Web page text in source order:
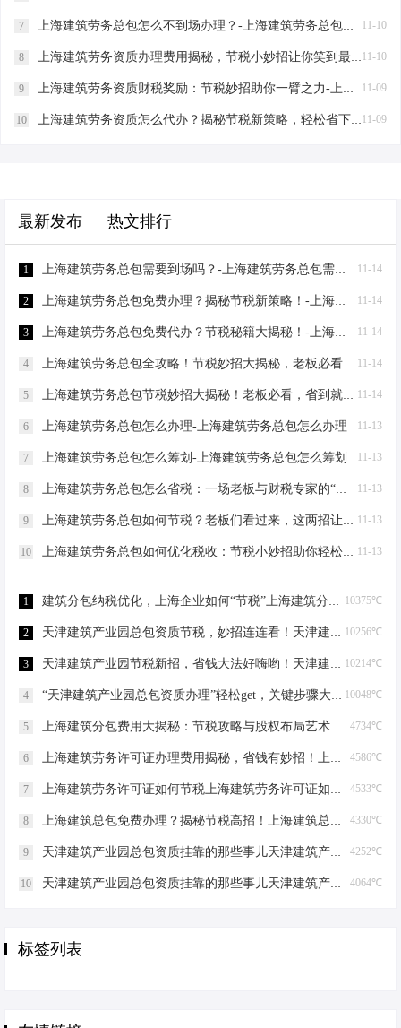
11-10
7 上海建筑劳务总包怎么不到场办理？-上海建筑劳务总包怎么不到场办理
11-10
8 上海建筑劳务资质办理费用揭秘，节税小妙招让你笑到最后-上海建筑劳务资质办理费用
11-09
9 上海建筑劳务资质财税奖励：节税妙招助你一臂之力-上海建筑劳务资质财税奖励
11-09
10 上海建筑劳务资质怎么代办？揭秘节税新策略，轻松省下一辆车！-上海建筑劳务资质怎么代办
最新发布 热文排行
11-14
1 上海建筑劳务总包需要到场吗？-上海建筑劳务总包需要到场吗？
11-14
2 上海建筑劳务总包免费办理？揭秘节税新策略！-上海建筑劳务总包免费办理吗？
11-14
3 上海建筑劳务总包免费代办？节税秘籍大揭秘！-上海建筑劳务总包免费代办吗？
11-14
4 上海建筑劳务总包全攻略！节税妙招大揭秘，老板必看！-上海建筑劳务总包流程和要求
11-14
5 上海建筑劳务总包节税妙招大揭秘！老板必看，省到就是赚到！-上海建筑劳务总包怎么节税
11-13
6 上海建筑劳务总包怎么办理-上海建筑劳务总包怎么办理
11-13
7 上海建筑劳务总包怎么筹划-上海建筑劳务总包怎么筹划
11-13
8 上海建筑劳务总包怎么省税：一场老板与财税专家的“节税”对话-上海建筑劳务总包怎么省税
11-13
9 上海建筑劳务总包如何节税？老板们看过来，这两招让您省下一辆车的钱！-上海建筑劳务总包如何节税
11-13
10 上海建筑劳务总包如何优化税收：节税小妙招助你轻松省钱！-上海建筑劳务总包如何优化税收
10375℃
1 建筑分包纳税优化，上海企业如何“节税”上海建筑分包纳税优化
10256℃
2 天津建筑产业园总包资质节税，妙招连连看！天津建筑产业园总包资质节税优化
10214℃
3 天津建筑产业园节税新招，省钱大法好嗨哟！天津建筑产业园总包资质节税优化
10048℃
4 “天津建筑产业园总包资质办理”轻松get，关键步骤大揭秘！天津建筑产业园总包资质办理
4734℃
5 上海建筑分包费用大揭秘：节税攻略与股权布局艺术上海建筑分包有什么费用
4586℃
6 上海建筑劳务许可证办理费用揭秘，省钱有妙招！上海建筑劳务许可证办理费用是多少
4533℃
7 上海建筑劳务许可证如何节税上海建筑劳务许可证如何节税
4330℃
8 上海建筑总包免费办理？揭秘节税高招！上海建筑总包免费办理吗？
4252℃
9 天津建筑产业园总包资质挂靠的那些事儿天津建筑产业园总包资质挂靠
4064℃
10 天津建筑产业园总包资质挂靠的那些事儿天津建筑产业园总包资质挂靠
标签列表